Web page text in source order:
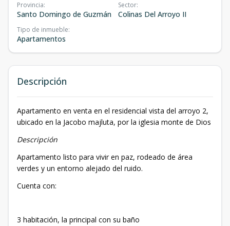
Provincia:
Santo Domingo de Guzmán
Sector:
Colinas Del Arroyo II
Tipo de inmueble:
Apartamentos
Descripción
Apartamento en venta en el residencial vista del arroyo 2,
ubicado en la Jacobo majluta, por la iglesia monte de Dios
Descripción
Apartamento listo para vivir en paz, rodeado de área
verdes y un entorno alejado del ruido.
Cuenta con:
3 habitación, la principal con su baño